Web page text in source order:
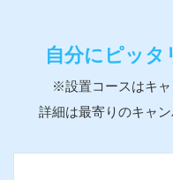
自分にピッ
※設置コースはキャ
詳細は最寄りのキャ